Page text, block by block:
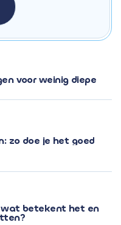
voor weinig diepe
zo doe je het goed
betekent het en